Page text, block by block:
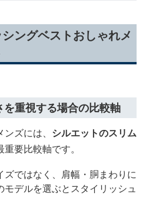
ングベストおしゃれメ
重視する場合の比較軸
ズには、 シルエットのスリム
重要比較軸です。
ズではなく、肩幅・胴まわりに
デルを選ぶとスタイリッシュ